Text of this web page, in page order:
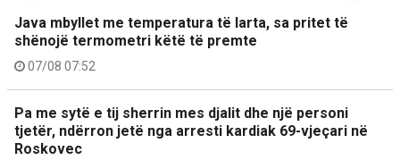
Java mbyllet me temperatura të larta, sa pritet të
shënojë termometri këtë të premte
07/08 07:52
Pa me sytë e tij sherrin mes djalit dhe një personi
tjetër, ndërron jetë nga arresti kardiak 69-vjeçari në
Roskovec